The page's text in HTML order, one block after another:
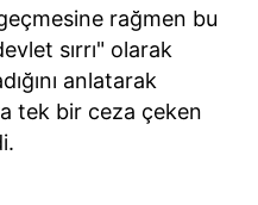
rağmen bu
sırrı" olarak
anlatarak
tek bir ceza çeken